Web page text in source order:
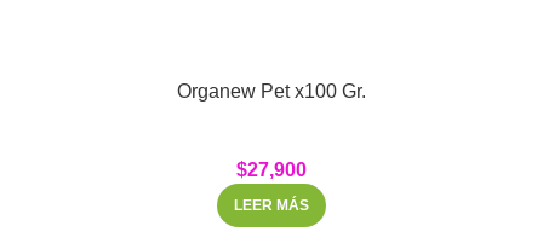
Organew Pet x100 Gr.
$27,900
LEER MÁS